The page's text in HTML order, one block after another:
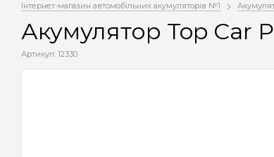
Інтернет-магазин автомобільних акумуляторів №1
Акумулятор Top Car
Артикул: 12330